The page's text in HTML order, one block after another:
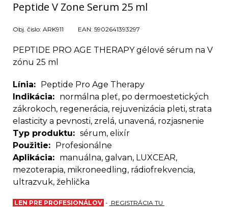
Peptide V Zone Serum 25 ml
Obj. čislo: ARK911 EAN: 5902641393297
PEPTIDE PRO AGE THERAPY gélové sérum na V
zónu 25 ml
Línia
Peptide Pro Age Therapy
Indikácia
normálna pleť, po dermoestetických
zákrokoch, regenerácia, rejuvenizácia pleti, strata
elasticity a pevnosti, zrelá, unavená, rozjasnenie
Typ produktu
sérum, elixír
Použitie
Profesionálne
Aplikácia
manuálna, galvan, LUXCEAR,
mezoterapia, mikroneedling, rádiofrekvencia,
ultrazvuk, žehlička
LEN PRE PROFESIONÁLOV - REGISTRÁCIA TU